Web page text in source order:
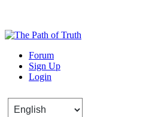
The Path of Truth
“If anyone desires to come after me, let
Forum
Sign Up
Login